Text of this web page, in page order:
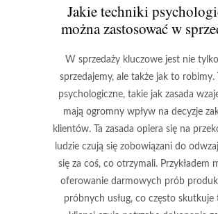
Jakie techniki
można zastosować w
W sprzedaży kluczowe jest nie
sprzedajemy, ale także jak to robimy.
psychologiczne, takie jak zasada
mają ogromny wpływ na decyzje
klientów. Ta zasada opiera się na
ludzie czują się zobowiązani do
się za coś, co otrzymali. Przykładem
oferowanie darmowych prób
próbnych usług, co często skutkuje